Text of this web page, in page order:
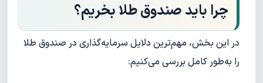
چرا باید صندوق طلا بخریم؟
در این بخش، مهم‌ترین دلایل سرمایه‌گذاری در صندوق طلا
را به‌طور کامل بررسی می‌کنیم: